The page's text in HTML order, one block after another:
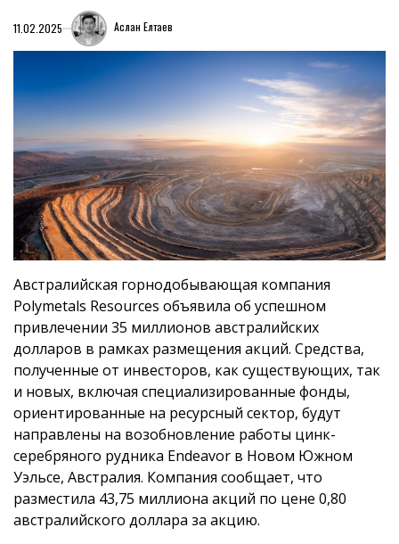
11.02.2025 Аслан Елтаев
Австралийская горнодобывающая компания
Polymetals Resources объявила об успешном
привлечении 35 миллионов австралийских
долларов в рамках размещения акций. Средства,
полученные от инвесторов, как существующих, так
и новых, включая специализированные фонды,
ориентированные на ресурсный сектор, будут
направлены на возобновление работы цинк-
серебряного рудника Endeavor в Новом Южном
Уэльсе, Австралия. Компания сообщает, что
разместила 43,75 миллиона акций по цене 0,80
австралийского доллара за акцию.